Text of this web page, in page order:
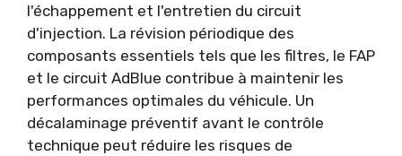
l'échappement et l'entretien du circuit
d'injection. La révision périodique des
composants essentiels tels que les filtres, le FAP
et le circuit AdBlue contribue à maintenir les
performances optimales du véhicule. Un
décalaminage préventif avant le contrôle
technique peut réduire les risques de